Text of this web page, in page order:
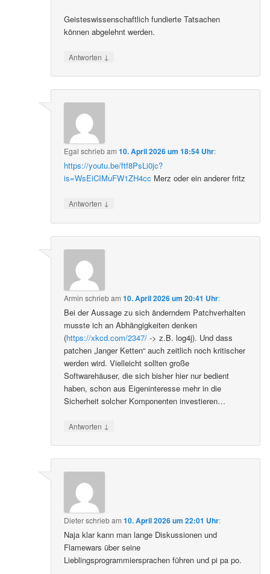
Geisteswissenschaftlich fundierte Tatsachen
können abgelehnt werden.
Antworten ↓
Egal schriebam10. April 2026 um 18:54 Uhr:
https://youtu.be/ftf8PsLi0jc?
is=WsEiCIMuFW1ZH4cc Merz oder ein anderer fritz
Antworten ↓
Armin schriebam10. April 2026 um 20:41 Uhr:
Bei der Aussage zu sich änderndem Patchverhalten
musste ich an Abhängigkeiten denken
(https://xkcd.com/2347/ -> z.B. log4j). Und dass
patchen „langer Ketten“ auch zeitlich noch kritischer
werden wird. Vielleicht sollten große
Softwarehäuser, die sich bisher hier nur bedient
haben, schon aus Eigeninteresse mehr in die
Sicherheit solcher Komponenten investieren…
Antworten ↓
Dieterschriebam10. April 2026 um 22:01 Uhr:
Naja klar kann man lange Diskussionen und
Flamewars über seine
Lieblingsprogrammiersprachen führen und pi pa po.